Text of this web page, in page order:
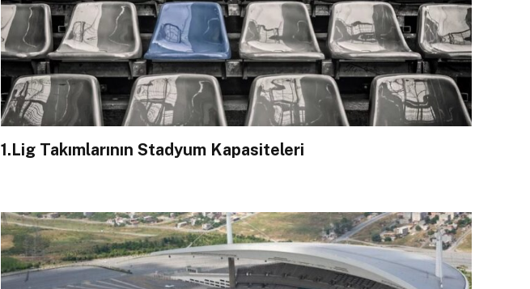
1.Lig Takımlarının Stadyum Kapasiteleri